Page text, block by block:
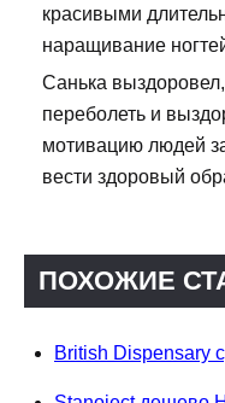
красивыми
наращивание
Санька
переболеть и
мотивацию людей
вести здоровый
ПОХОЖИЕ
British Dispensary